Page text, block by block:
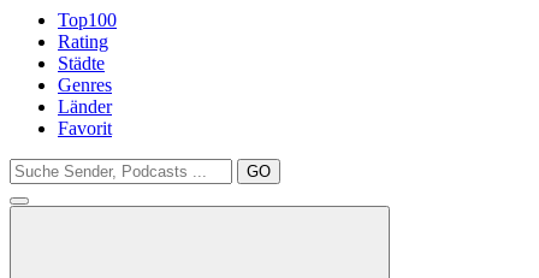
Top100
Rating
Städte
Genres
Länder
Favorit
GO